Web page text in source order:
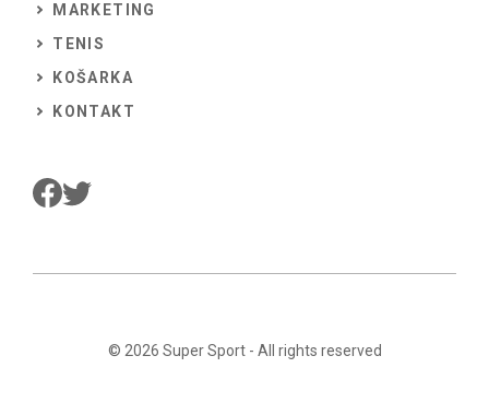
MARKETING
TENIS
KOŠARKA
KONTAKT
© 2026 Super Sport- All rights reserved